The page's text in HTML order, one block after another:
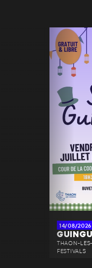
14/08/2026
THAON-
FESTIVALS